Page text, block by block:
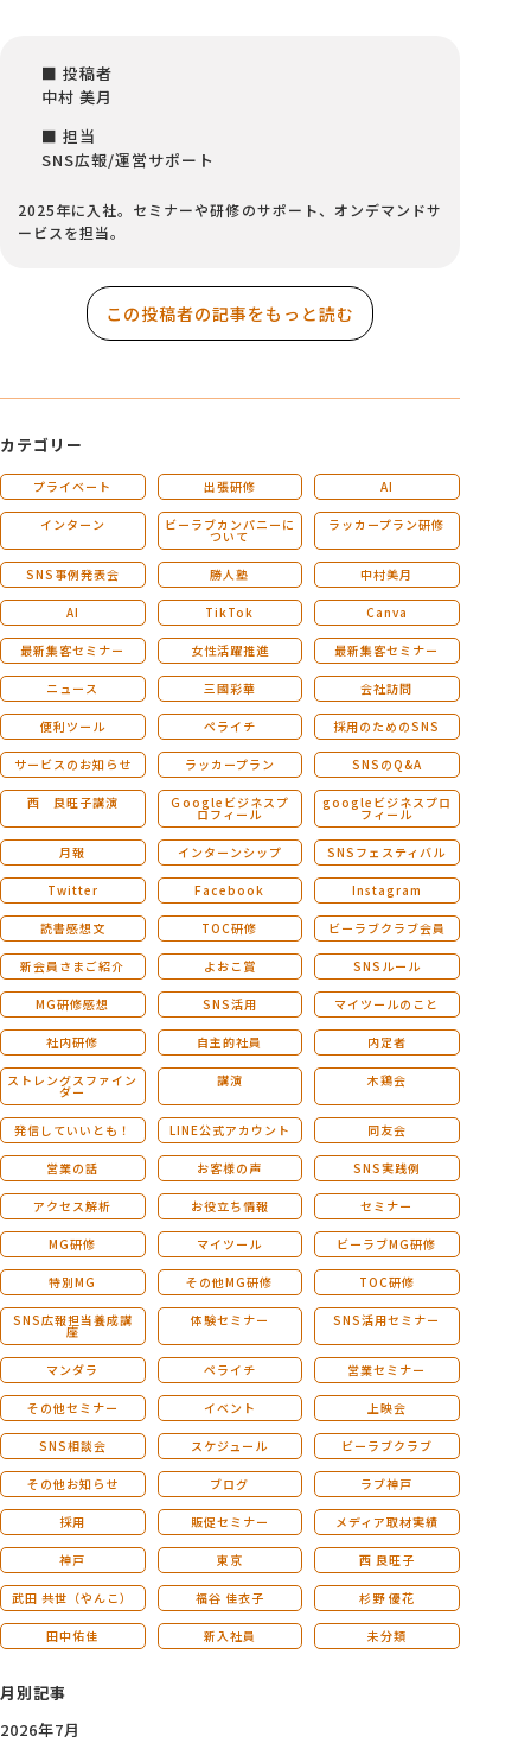
■ 投稿者
中村 美月
■ 担当
SNS広報/運営サポート
2025年に入社。セミナーや研修のサポート、オンデマンドサ
ービスを担当。
この投稿者の記事をもっと読む
カテゴリー
プライベート 出張研修 AI
インターン ビーラブカンパニーに
ついて
ラッカープラン研修
SNS事例発表会 勝人塾 中村美月
AI TikTok Canva
最新集客セミナー 女性活躍推進 最新集客セミナー
ニュース 三國彩華 会社訪問
便利ツール ペライチ 採用のためのSNS
サービスのお知らせ ラッカープラン SNSのQ&A
西 良旺子講演 Ｇoogleビジネスプ
ロフィール
googleビジネスプロ
フィール
月報 インターンシップ SNSフェスティバル
Twitter Facebook Instagram
読書感想文 TOC研修 ビーラブクラブ会員
新会員さまご紹介 よおこ賞 SNSルール
MG研修感想 SNS活用 マイツールのこと
社内研修 自主的社員 内定者
ストレングスファイン
ダー
講演 木鶏会
発信していいとも！ LINE公式アカウント 同友会
営業の話 お客様の声 SNS実践例
アクセス解析 お役立ち情報 セミナー
MG研修 マイツール ビーラブMG研修
特別MG その他MG研修 TOC研修
SNS広報担当養成講
座
体験セミナー SNS活用セミナー
マンダラ ペライチ 営業セミナー
その他セミナー イベント 上映会
SNS相談会 スケジュール ビーラブクラブ
その他お知らせ ブログ ラブ神戸
採用 販促セミナー メディア取材実績
神戸 東京 西 良旺子
武田 共世（やんこ） 福谷 佳衣子 杉野 優花
田中佑佳 新入社員 未分類
月別記事
2026年7月